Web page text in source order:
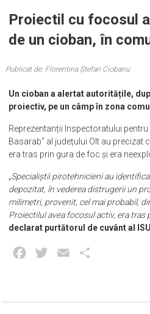
Proiectil cu focosul
de un cioban, în
Publicat de: Florentina Ștefan Ciobanu
Un cioban a alertat autoritățile,
proiectiv, pe un câmp în zona
Reprezentanții Inspectoratului pentru
Basarab” al județului Olt au precizat
era tras prin gura de foc și era
„Specialiștii pirotehnicieni au
depozitat, în vederea distrugerii un
milimetri, provenit, cel mai probabil,
Proiectilul avea focosul activ, era tras
declarat purtătorul de cuvânt al
Facebook
Twitter Email